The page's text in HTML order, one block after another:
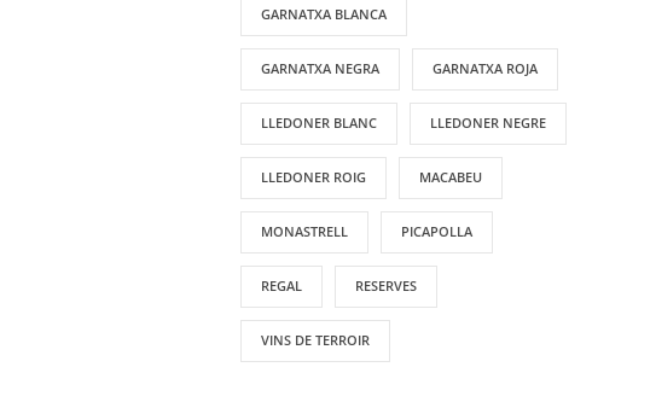
GARNATXA BLANCA
GARNATXA NEGRA GARNATXA ROJA
LLEDONER BLANC LLEDONER NEGRE
LLEDONER ROIG MACABEU
MONASTRELL PICAPOLLA
REGAL RESERVES
VINS DE TERROIR